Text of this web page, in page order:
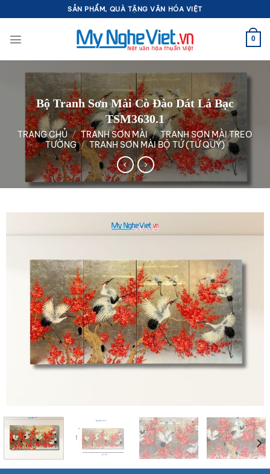
qua
nội
SẢN PHẨM, QUÀ TẶNG VĂN HÓA VIỆT
0
Bộ Tranh Sơn Mài Cò Đào Dát Lá Bạc
TSM3630.1
TRANG CHỦ / TRANH SƠN MÀI / TRANH SƠN MÀI TREO
TƯỜNG / TRANH SƠN MÀI BỘ TỨ (TỨ QUÝ)